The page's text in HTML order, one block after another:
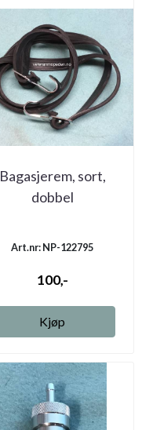
Bagasjerem, sort,
dobbel
Art.nr: NP-122795
100,-
Kjøp